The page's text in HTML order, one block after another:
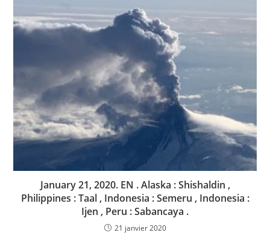
January 21, 2020. EN . Alaska : Shishaldin ,
Philippines : Taal , Indonesia : Semeru , Indonesia :
Ijen , Peru : Sabancaya .
21 janvier 2020